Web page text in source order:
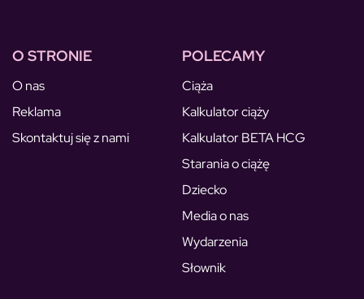
O STRONIE
O nas
Reklama
Skontaktuj się z nami
POLECAMY
Ciąża
Kalkulator ciąży
Kalkulator BETA HCG
Starania o ciążę
Dziecko
Media o nas
Wydarzenia
Słownik